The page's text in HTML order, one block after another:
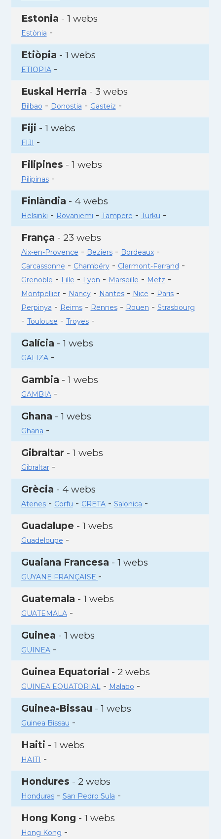
Estonia - 1 webs
Estònia -
Etiòpia - 1 webs
ETIOPIA-
Euskal Herria - 3 webs
Bilbao - Donostia - Gasteiz -
Fiji - 1 webs
FIJI -
Filipines - 1 webs
Pilipinas-
Finlàndia - 4 webs
Helsinki - Rovaniemi - Tampere - Turku -
França - 23 webs
Aix-en-Provence - Beziers- Bordeaux-
Carcassonne - Chambéry- Clermont-Ferrand -
Grenoble - Lille - Lyon - Marseille - Metz -
Montpellier- Nancy- Nantes- Nice - Paris-
Perpinya - Reims- Rennes- Rouen - Strasbourg
- Toulouse - Troyes-
Galícia - 1 webs
GALIZA-
Gambia - 1 webs
GAMBIA-
Ghana - 1 webs
Ghana -
Gibraltar- 1 webs
Gibraltar-
Grècia - 4 webs
Atenes- Corfu - CRETA- Salonica -
Guadalupe - 1 webs
Guadeloupe -
Guaiana Francesa - 1 webs
GUYANE FRANÇAISE -
Guatemala - 1 webs
GUATEMALA-
Guinea - 1 webs
GUINEA-
Guinea Equatorial - 2 webs
GUINEA EQUATORIAL- Malabo -
Guinea-Bissau - 1 webs
Guinea Bissau -
Haiti - 1 webs
HAITI -
Hondures - 2 webs
Honduras- San Pedro Sula -
Hong Kong - 1 webs
Hong Kong -